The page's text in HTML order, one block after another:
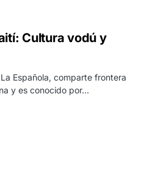
Cultura vodú y
Española, comparte frontera
y es conocido por…